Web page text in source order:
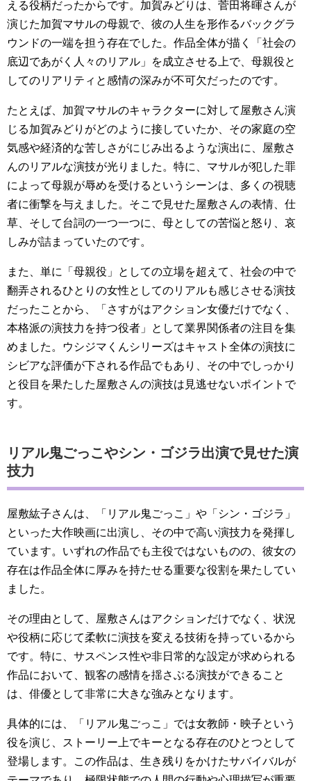
える役柄だったからです。加賀みどりは、菅田将暉さんが
演じた加賀マサルの母親で、彼の人生を形作るバックグラ
ウンドの一端を担う存在でした。作品全体が描く「社会の
底辺であがく人々のリアル」を成立させる上で、母親役と
してのリアリティと感情の深みが不可欠だったのです。
たとえば、加賀マサルのキャラクターに対して屋敷さん演
じる加賀みどりがどのように接していたか、その家庭の空
気感や経済的な苦しさがにじみ出るような演出に、屋敷さ
んのリアルな演技が光りました。特に、マサルが犯した罪
によって母親が辱めを受けるというシーンは、多くの視聴
者に衝撃を与えました。そこで見せた屋敷さんの表情、仕
草、そして台詞の一つ一つに、母としての苦悩と怒り、哀
しみが詰まっていたのです。
また、単に「母親役」としての立場を超えて、社会の中で
翻弄されるひとりの女性としてのリアルも感じさせる演技
だったことから、「さすがはアクション女優だけでなく、
本格派の演技力を持つ役者」として業界関係者の注目を集
めました。ウシジマくんシリーズはキャスト全体の演技に
シビアな評価が下される作品でもあり、その中でしっかり
と役目を果たした屋敷さんの演技は見逃せないポイントで
す。
リアル鬼ごっこやシン・ゴジラ出演で見せた演
技力
屋敷紘子さんは、「リアル鬼ごっこ」や「シン・ゴジラ」
といった大作映画に出演し、その中で高い演技力を発揮し
ています。いずれの作品でも主役ではないものの、彼女の
存在は作品全体に厚みを持たせる重要な役割を果たしてい
ました。
その理由として、屋敷さんはアクションだけでなく、状況
や役柄に応じて柔軟に演技を変える技術を持っているから
です。特に、サスペンス性や非日常的な設定が求められる
作品において、観客の感情を揺さぶる演技ができること
は、俳優として非常に大きな強みとなります。
具体的には、「リアル鬼ごっこ」では女教師・映子という
役を演じ、ストーリー上でキーとなる存在のひとつとして
登場します。この作品は、生き残りをかけたサバイバルが